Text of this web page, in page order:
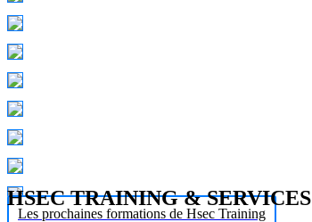
Les prochaines formations de Hsec Training
HSEC TRAINING & SERVICES